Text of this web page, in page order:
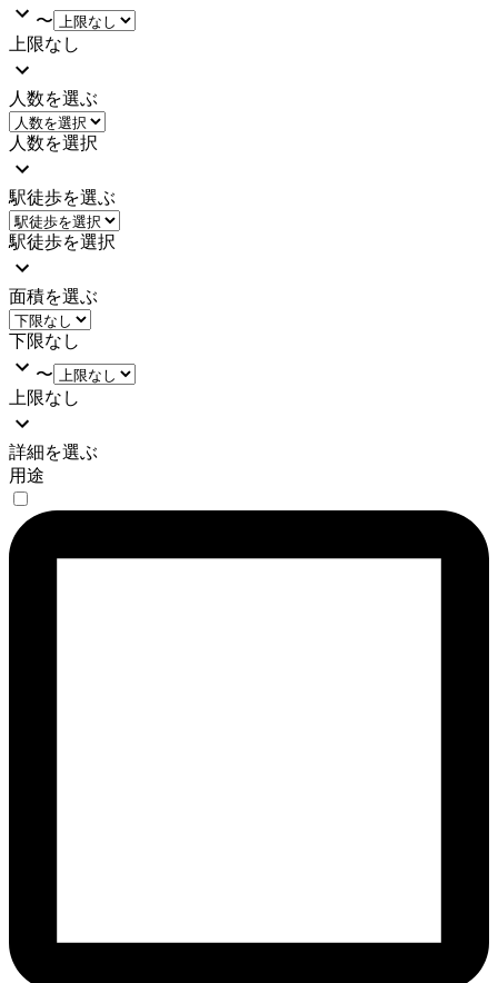
〜
上限なし
人数を選ぶ
人数を選択
駅徒歩を選ぶ
駅徒歩を選択
面積を選ぶ
下限なし
〜
上限なし
詳細を選ぶ
用途